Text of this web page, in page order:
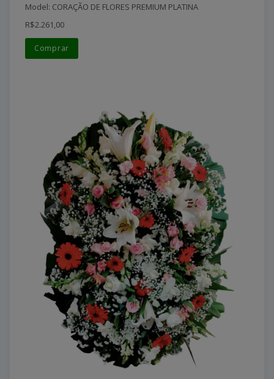
Model: CORAÇÃO DE FLORES PREMIUM PLATINA
R$2.261,00
Comprar